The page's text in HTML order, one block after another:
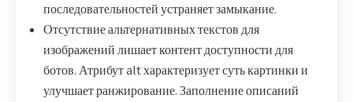
последовательностей устраняет замыкание.
Отсутствие альтернативных текстов для
изображений лишает контент доступности для
ботов. Атрибут alt характеризует суть картинки и
улучшает ранжирование. Заполнение описаний